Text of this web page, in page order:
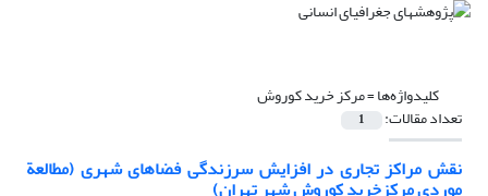
کلیدواژه‌ها =مرکز خرید کوروش
تعداد مقالات: 1
نقش مراکز تجاری در افزایش سرزندگی فضاهای شهری (مطالعة